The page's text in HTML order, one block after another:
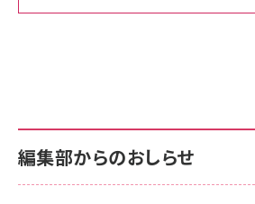
￥880
anan(アンアン)2026/
スペシャルエディション[
サポート正規品 メーカー
NIMASO ガラスフィルム
サポート正規品 メーカー
Amazon eギフトカード
編集部からのおしらせ